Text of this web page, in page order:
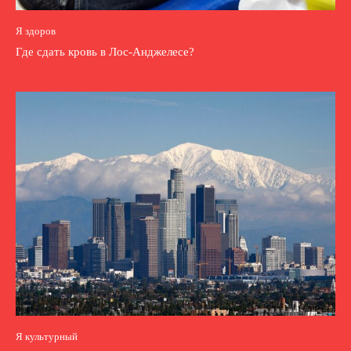
Я здоров
Где сдать кровь в Лос-Анджелесе?
Я культурный